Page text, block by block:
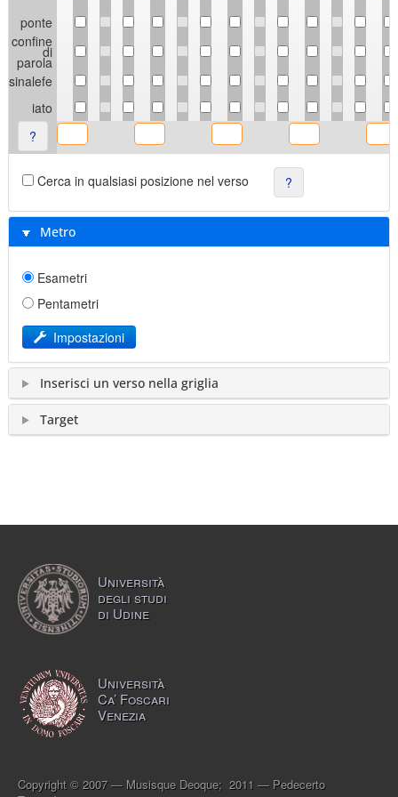
ponte
confine
di
parola
sinalefe
iato
?
Cerca in qualsiasi posizione nel verso ?
Metro
Esametri
Pentametri
Impostazioni
Inserisci un verso nella griglia
Target
Università
degli studi
di Udine
Università
Ca’ Foscari
Venezia
Copyright © 2007 — Musisque Deoque; 2011 — Pedecerto